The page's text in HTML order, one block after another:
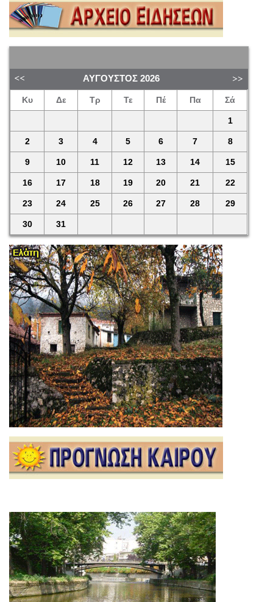
ΑΎΓΟΥΣΤΟΣ 2026
Κυ Δε Τρ Τε Πέ Πα Σά
1
2 3 4 5 6 7 8
9 10 11 12 13 14 15
16 17 18 19 20 21 22
23 24 25 26 27 28 29
30 31